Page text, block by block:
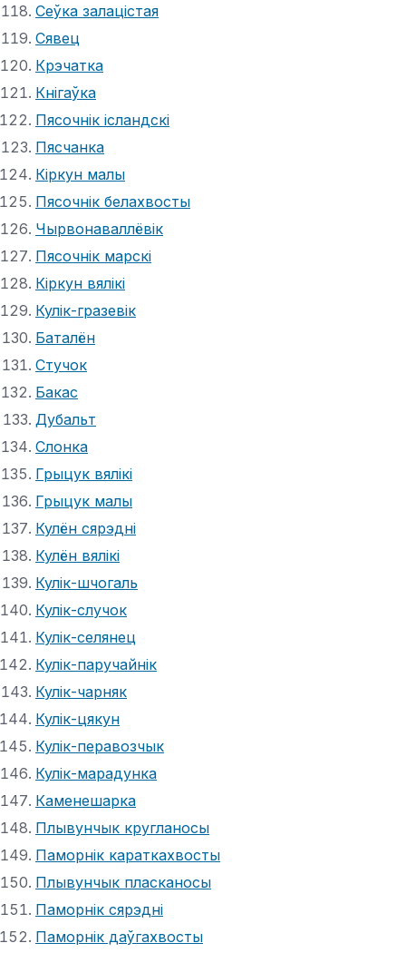
Сеўка залацістая
Сявец
Крэчатка
Кнігаўка
Пясочнік ісландскі
Пясчанка
Кіркун малы
Пясочнік белахвосты
Чырвонаваллёвік
Пясочнік марскі
Кіркун вялікі
Кулік-гразевік
Баталён
Стучок
Бакас
Дубальт
Слонка
Грыцук вялікі
Грыцук малы
Кулён сярэдні
Кулён вялікі
Кулік-шчогаль
Кулік-случок
Кулік-селянец
Кулік-паручайнік
Кулік-чарняк
Кулік-цякун
Кулік-перавозчык
Кулік-марадунка
Каменешарка
Плывунчык кругланосы
Паморнік караткахвосты
Плывунчык пласканосы
Паморнік сярэдні
Паморнік даўгахвосты